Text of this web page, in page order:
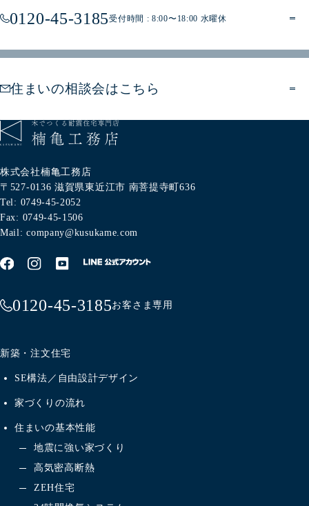
0120-45-3185受付時間 : 8:00〜18:00 水曜休
住まいの相談会はこちら
株式会社楠亀工務店
〒527-0136 滋賀県東近江市 南菩提寺町636
Tel: 0749-45-2052
Fax: 0749-45-1506
Mail: company@kusukame.com
0120-45-3185お客さま専用
新築・注文住宅
SE構法／自由設計デザイン
家づくりの流れ
住まいの基本性能
地震に強い家づくり
高気密高断熱
ZEH住宅